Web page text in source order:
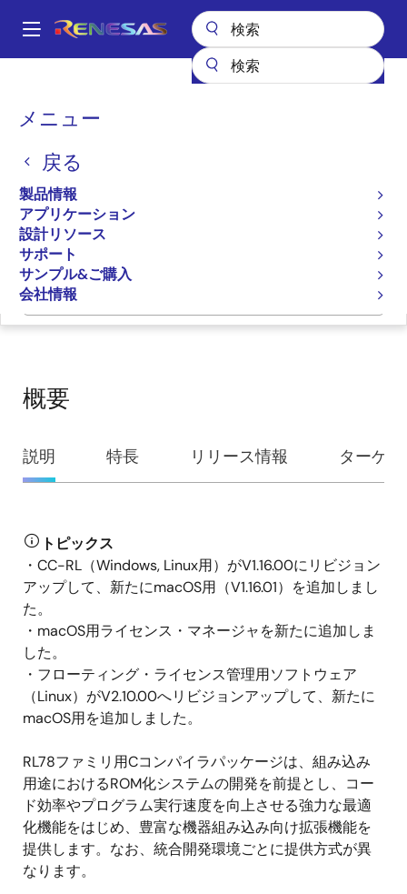
ン
Main
メニュー
戻る
製品情報
アプリケーション
設計リソース
サポート
サンプル&ご購入
会社情報
パ
く
ず
RL78ファミリ用Cコンパイ
ラパッケージ [CC-RL]
コンパイラ/アセンブラ
ページセクションへ移動：
概要
概
要
説明 特長 リリース情報 ターゲ
説
明
トピックス
・CC-RL（Windows, Linux用）がV1.16.00にリビジョン
アップして、新たにmacOS用（V1.16.01）を追加しまし
た。
・macOS用ライセンス・マネージャを新たに追加しま
した。
・フローティング・ライセンス管理用ソフトウェア
（Linux）がV2.10.00へリビジョンアップして、新たに
macOS用を追加しました。
RL78ファミリ用Cコンパイラパッケージは、組み込み
用途におけるROM化システムの開発を前提とし、コー
ド効率やプログラム実行速度を向上させる強力な最適
化機能をはじめ、豊富な機器組み込み向け拡張機能を
提供します。なお、統合開発環境ごとに提供方式が異
なります。